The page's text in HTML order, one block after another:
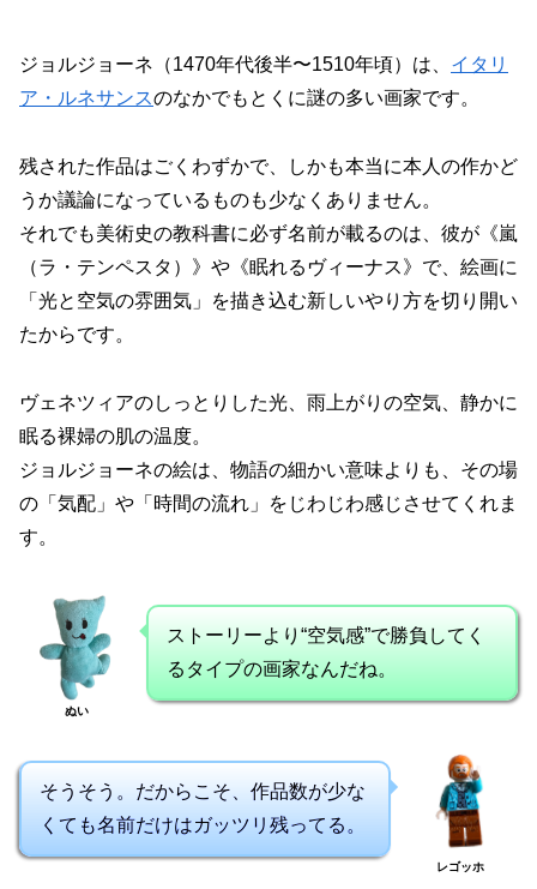
ジョルジョーネ（1470年代後半〜1510年頃）は、 イタリ
ア・ルネサンスのなかでもとくに謎の多い画家です。
残された作品はごくわずかで、しかも本当に本人の作かど
うか議論になっているものも少なくありません。
それでも美術史の教科書に必ず名前が載るのは、彼が《嵐
（ラ・テンペスタ）》や《眠れるヴィーナス》で、絵画に
「光と空気の雰囲気」を描き込む新しいやり方を切り開い
たからです。
ヴェネツィアのしっとりした光、雨上がりの空気、静かに
眠る裸婦の肌の温度。
ジョルジョーネの絵は、物語の細かい意味よりも、その場
の「気配」や「時間の流れ」をじわじわ感じさせてくれま
す。
ぬい
ストーリーより“空気感”で勝負してく
るタイプの画家なんだね。
そうそう。だからこそ、作品数が少な
くても名前だけはガッツリ残ってる。
レゴッホ